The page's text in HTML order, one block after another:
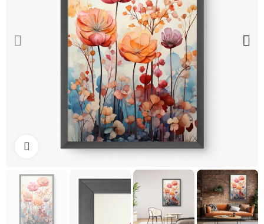
Clique para ampliar